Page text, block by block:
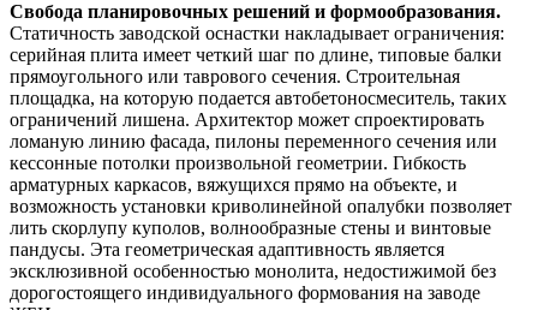
Свобода планировочных решений и формообразования.
Статичность заводской оснастки накладывает ограничения:
серийная плита имеет четкий шаг по длине, типовые балки
прямоугольного или таврового сечения. Строительная
площадка, на которую подается автобетоносмеситель, таких
ограничений лишена. Архитектор может спроектировать
ломаную линию фасада, пилоны переменного сечения или
кессонные потолки произвольной геометрии. Гибкость
арматурных каркасов, вяжущихся прямо на объекте, и
возможность установки криволинейной опалубки позволяет
лить скорлупу куполов, волнообразные стены и винтовые
пандусы. Эта геометрическая адаптивность является
эксклюзивной особенностью монолита, недостижимой без
дорогостоящего индивидуального формования на заводе